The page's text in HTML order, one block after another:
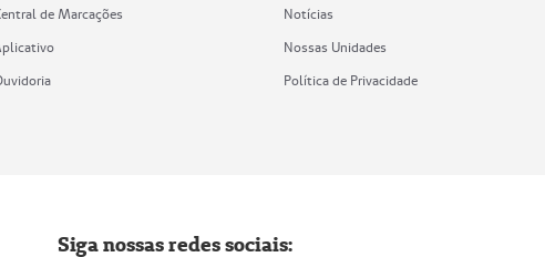
de Marcações
Notícias
Nossas Unidades
Política de Privacidade
Siga nossas redes sociais: